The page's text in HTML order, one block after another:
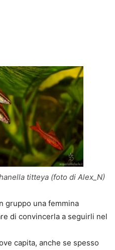
titteya (foto di Alex_N)
gruppo una femmina
di convincerla a seguirli nel
capita, anche se spesso